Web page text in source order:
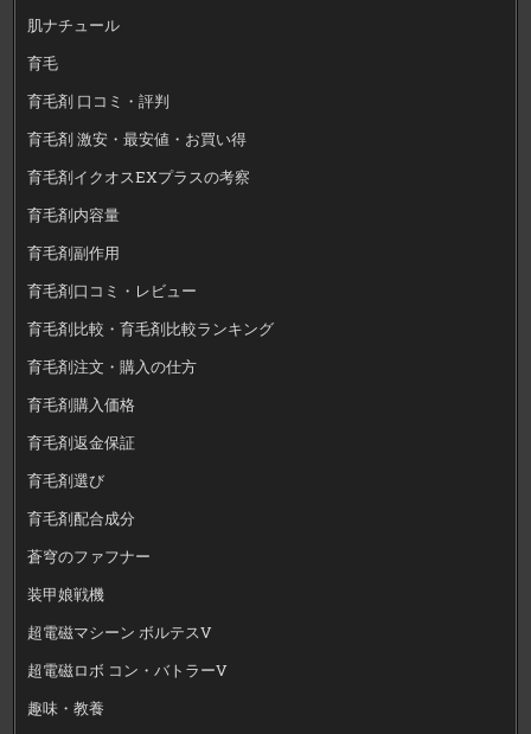
肌ナチュール
育毛
育毛剤 口コミ・評判
育毛剤 激安・最安値・お買い得
育毛剤イクオスEXプラスの考察
育毛剤内容量
育毛剤副作用
育毛剤口コミ・レビュー
育毛剤比較・育毛剤比較ランキング
育毛剤注文・購入の仕方
育毛剤購入価格
育毛剤返金保証
育毛剤選び
育毛剤配合成分
蒼穹のファフナー
装甲娘戦機
超電磁マシーン ボルテスV
超電磁ロボ コン・バトラーV
趣味・教養